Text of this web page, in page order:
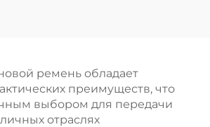
PU
для мобильных
роботов,
противоскользящие,
износостойкие, на
ремень обладает
преимуществ, что
выбором для передачи
отраслях